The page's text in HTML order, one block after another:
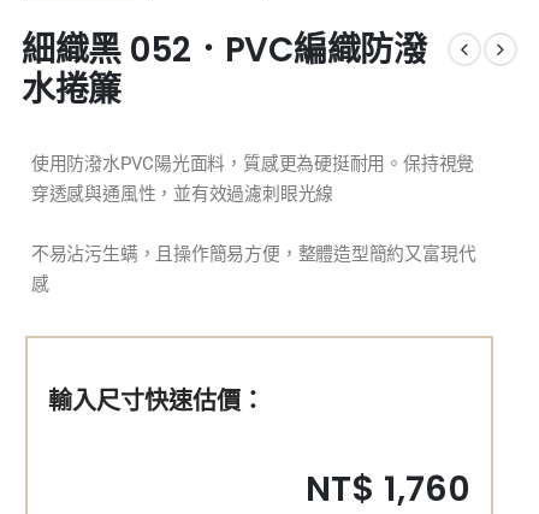
細織黑 052．PVC編織防潑
水捲簾
使用防潑水PVC陽光面料，質感更為硬挺耐用。保持視覺
穿透感與通風性，並有效過濾刺眼光線
不易沾污生螨，且操作簡易方便，整體造型簡約又富現代
感
輸入尺寸快速估價：
NT$ 1,760